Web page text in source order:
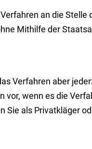
an die Stelle
Mithilfe der
Verfahren aber
vor, wenn es die
Sie als Privatkläger